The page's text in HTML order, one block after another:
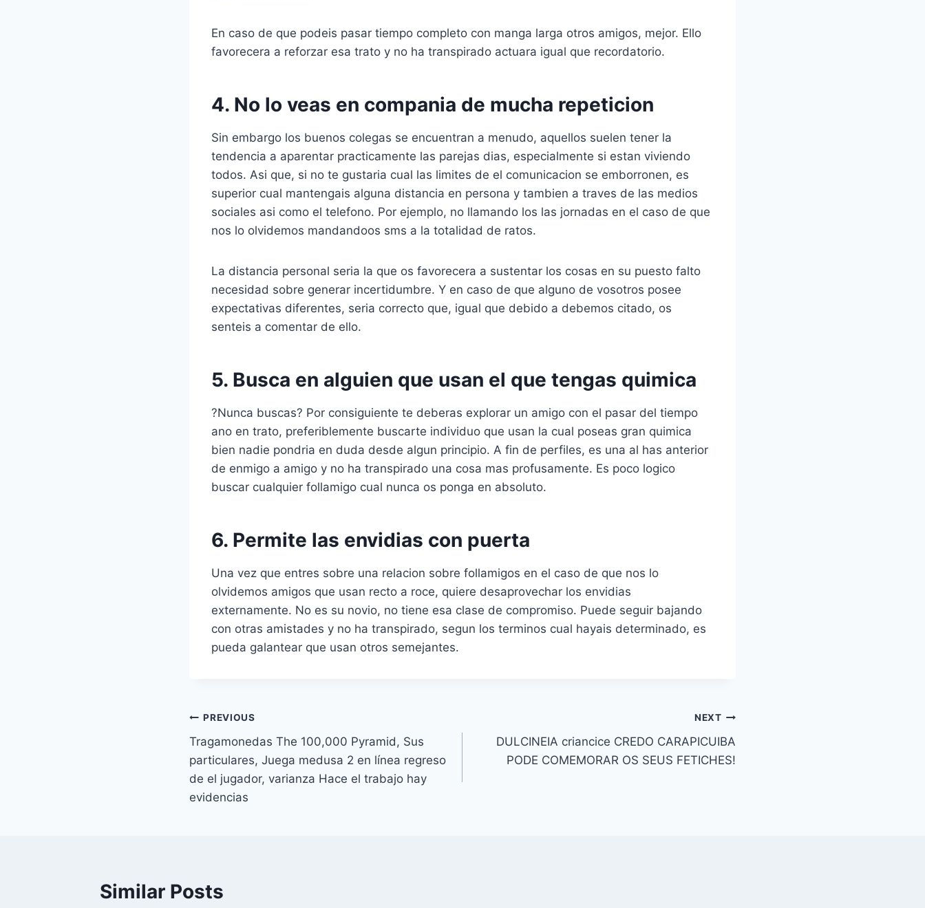
En caso de que podeis pasar tiempo completo con manga larga otros amigos, mejor. Ello
favorecera a reforzar esa trato y no ha transpirado actuara igual que recordatorio.
4. No lo veas en compania de mucha repeticion
Sin embargo los buenos colegas se encuentran a menudo, aquellos suelen tener la
tendencia a aparentar practicamente las parejas dias, especialmente si estan viviendo
todos. Asi que, si no te gustaria cual las limites de el comunicacion se emborronen, es
superior cual mantengais alguna distancia en persona y tambien a traves de las medios
sociales asi como el telefono. Por ejemplo, no llamando los las jornadas en el caso de que
nos lo olvidemos mandandoos sms a la totalidad de ratos.
La distancia personal seria la que os favorecera a sustentar los cosas en su puesto falto
necesidad sobre generar incertidumbre. Y en caso de que alguno de vosotros posee
expectativas diferentes, seria correcto que, igual que debido a debemos citado, os
senteis a comentar de ello.
5. Busca en alguien que usan el que tengas quimica
?Nunca buscas? Por consiguiente te deberas explorar un amigo con el pasar del tiempo
ano en trato, preferiblemente buscarte individuo que usan la cual poseas gran quimica
bien nadie pondria en duda desde algun principio. A fin de perfiles, es una al has anterior
de enmigo a amigo y no ha transpirado una cosa mas profusamente. Es poco logico
buscar cualquier follamigo cual nunca os ponga en absoluto.
6. Permite las envidias con puerta
Una vez que entres sobre una relacion sobre follamigos en el caso de que nos lo
olvidemos amigos que usan recto a roce, quiere desaprovechar los envidias
externamente. No es su novio, no tiene esa clase de compromiso. Puede seguir bajando
con otras amistades y no ha transpirado, segun los terminos cual hayais determinado, es
pueda galantear que usan otros semejantes.
Post
navigation
PREVIOUS
Tragamonedas The 100,000 Pyramid, Sus
particulares, Juega medusa 2 en línea regreso
de el jugador, varianza Hace el trabajo hay
evidencias
NEXT
DULCINEIA criancice CREDO CARAPICUIBA
PODE COMEMORAR OS SEUS FETICHES!
Similar Posts